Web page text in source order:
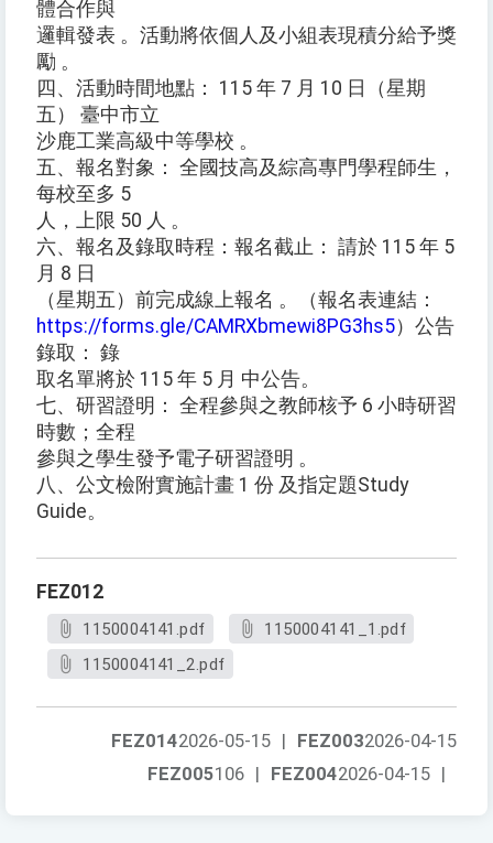
體合作與
邏輯發表 。活動將依個人及小組表現積分給予獎
勵 。
四、活動時間地點： 115 年 7 月 10 日（星期
五） 臺中市立
沙鹿工業高級中等學校 。
五、報名對象： 全國技高及綜高專門學程師生，
每校至多 5
人，上限 50 人 。
六、報名及錄取時程：報名截止： 請於 115 年 5
月 8 日
（星期五）前完成線上報名 。（報名表連結：
https://forms.gle/CAMRXbmewi8PG3hs5）公告
錄取： 錄
取名單將於 115 年 5 月 中公告。
七、研習證明： 全程參與之教師核予 6 小時研習
時數；全程
參與之學生發予電子研習證明 。
八、公文檢附實施計畫 1 份 及指定題Study
Guide。
FEZ012
1150004141.pdf
1150004141_1.pdf
1150004141_2.pdf
FEZ0032026-04-15
FEZ0142026-05-15 |
FEZ0042026-04-15 |
FEZ005106 |